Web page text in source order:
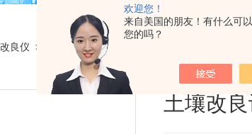
欢迎您！
来自美国的朋友！有什么可
您的吗？
良仪 > IN-ZS300土壤改良设备
土壤改